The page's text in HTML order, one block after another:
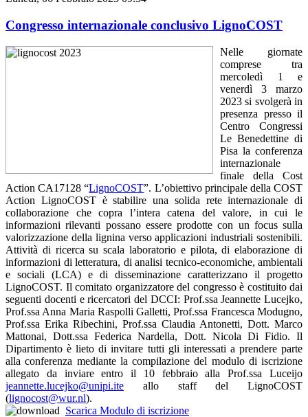
Congresso internazionale conclusivo LignoCOST
Nelle giornate
comprese tra
mercoledì 1 e
venerdì 3 marzo
2023 si svolgerà in
presenza presso il
Centro Congressi
Le Benedettine di
Pisa la conferenza
internazionale
finale della Cost
Action CA17128 “LignoCOST”. L’obiettivo principale della COST
Action LignoCOST è stabilire una solida rete internazionale di
collaborazione che copra l’intera catena del valore, in cui le
informazioni rilevanti possano essere prodotte con un focus sulla
valorizzazione della lignina verso applicazioni industriali sostenibili.
Attività di ricerca su scala laboratorio e pilota, di elaborazione di
informazioni di letteratura, di analisi tecnico-economiche, ambientali
e sociali (LCA) e di disseminazione caratterizzano il progetto
LignoCOST. Il comitato organizzatore del congresso è costituito dai
seguenti docenti e ricercatori del DCCI: Prof.ssa Jeannette Lucejko,
Prof.ssa Anna Maria Raspolli Galletti, Prof.ssa Francesca Modugno,
Prof.ssa Erika Ribechini, Prof.ssa Claudia Antonetti, Dott. Marco
Mattonai, Dott.ssa Federica Nardella, Dott. Nicola Di Fidio. Il
Dipartimento è lieto di invitare tutti gli interessati a prendere parte
alla conferenza mediante la compilazione del modulo di iscrizione
allegato da inviare entro il 10 febbraio alla Prof.ssa Luceijo
jeannette.lucejko@unipi.ite allo staff del LignoCOST
(lignocost@wur.nl).
Scarica Modulo di iscrizione